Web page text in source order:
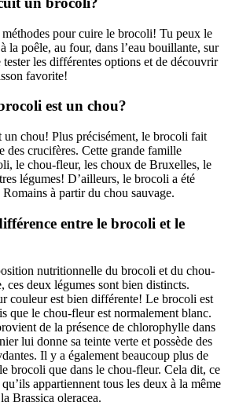
pour cuire le brocoli! Tu peux le
la poêle, au four, dans l’eau bouillante, sur
les différentes options et de découvrir
favorite!
est un chou?
chou! Plus précisément, le brocoli fait
des crucifères. Cette grande famille
le chou-fleur, les choux de Bruxelles, le
légumes! D’ailleurs, le brocoli a été
à partir du chou sauvage.
entre le brocoli et le
nutritionnelle du brocoli et du chou-
ces deux légumes sont bien distincts.
couleur est bien différente! Le brocoli est
que le chou-fleur est normalement blanc.
de la présence de chlorophylle dans
lui donne sa teinte verte et possède des
Il y a également beaucoup plus de
brocoli que dans le chou-fleur. Cela dit, ce
appartiennent tous les deux à la même
Brassica oleracea.